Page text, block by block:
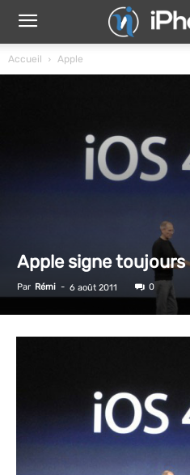
Accueil Apple
Apple signe toujours
Par Rémi - 6 août 2011 0